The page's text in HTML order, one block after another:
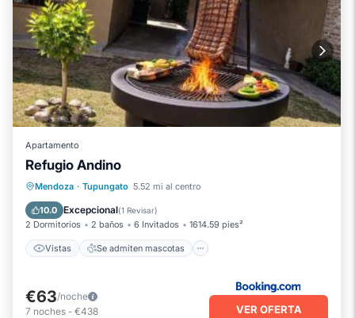
Apartamento
Refugio Andino
Mendoza · Tupungato 5.52 mi al centro
10.0 Excepcional(1 Revisar)
2 Dormitorios 2 baños 6 Invitados 1614.59 pies²
Vistas Se admiten mascotas
Vistas
Se admiten mascotas
Aparcamiento
€63/noche
7 noches - €438 VER OFERTA